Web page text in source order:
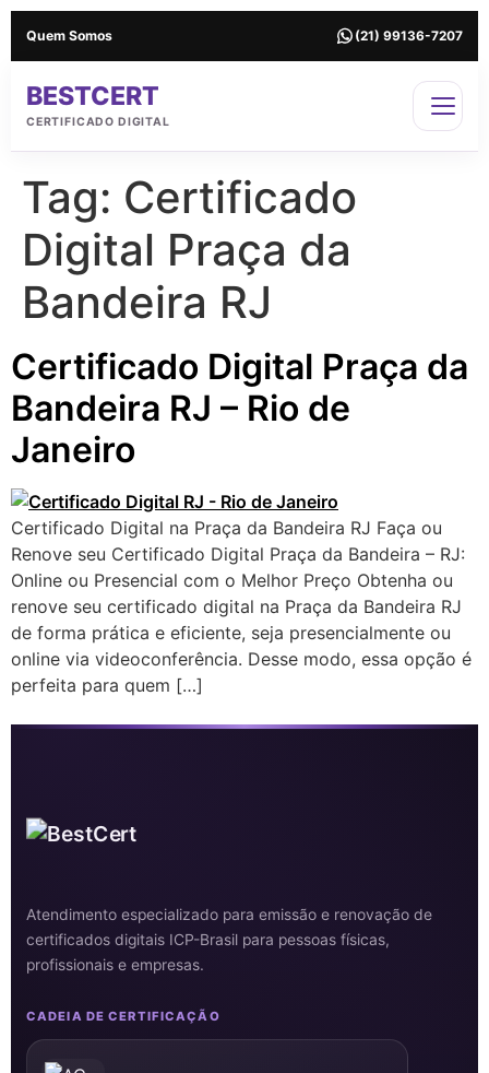
Quem Somos (21) 99136-7207
BESTCERT
CERTIFICADO DIGITAL
Tag: Certificado
Digital Praça da
Bandeira RJ
Certificado Digital Praça da
Bandeira RJ – Rio de
Janeiro
Certificado Digital na Praça da Bandeira RJ Faça ou
Renove seu Certificado Digital Praça da Bandeira – RJ:
Online ou Presencial com o Melhor Preço Obtenha ou
renove seu certificado digital na Praça da Bandeira RJ
de forma prática e eficiente, seja presencialmente ou
online via videoconferência. Desse modo, essa opção é
perfeita para quem […]
Atendimento especializado para emissão e renovação de
certificados digitais ICP-Brasil para pessoas físicas,
profissionais e empresas.
CADEIA DE CERTIFICAÇÃO